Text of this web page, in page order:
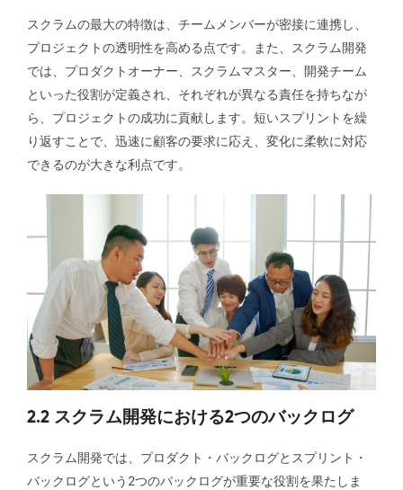
スクラムの最大の特徴は、チームメンバーが密接に連携し、
プロジェクトの透明性を高める点です。また、スクラム開発
では、プロダクトオーナー、スクラムマスター、開発チーム
といった役割が定義され、それぞれが異なる責任を持ちなが
ら、プロジェクトの成功に貢献します。短いスプリントを繰
り返すことで、迅速に顧客の要求に応え、変化に柔軟に対応
できるのが大きな利点です。
2.2 スクラム開発における2つのバックログ
スクラム開発では、プロダクト・バックログとスプリント・
バックログという2つのバックログが重要な役割を果たしま